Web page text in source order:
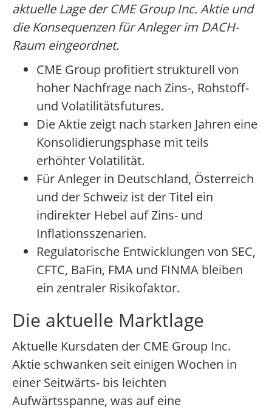
aktuelle Lage der CME Group Inc. Aktie und
die Konsequenzen für Anleger im DACH-
Raum eingeordnet.
CME Group profitiert strukturell von
hoher Nachfrage nach Zins-, Rohstoff-
und Volatilitätsfutures.
Die Aktie zeigt nach starken Jahren eine
Konsolidierungsphase mit teils
erhöhter Volatilität.
Für Anleger in Deutschland, Österreich
und der Schweiz ist der Titel ein
indirekter Hebel auf Zins- und
Inflationsszenarien.
Regulatorische Entwicklungen von SEC,
CFTC, BaFin, FMA und FINMA bleiben
ein zentraler Risikofaktor.
Die aktuelle Marktlage
Aktuelle Kursdaten der CME Group Inc.
Aktie schwanken seit einigen Wochen in
einer Seitwärts- bis leichten
Aufwärtsspanne, was auf eine